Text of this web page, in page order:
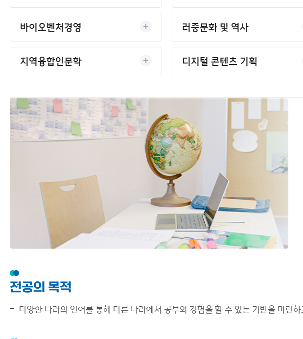
바이오벤처경영 러중문화 및 역사
지역융합인문학 디지털 콘텐츠 기획
전공의 목적
다양한 나라의 언어를 통해 다른 나라에서 공부와 경험을 할 수 있는 기반을 마련